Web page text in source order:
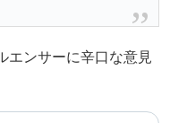
エンサーに辛口な意見